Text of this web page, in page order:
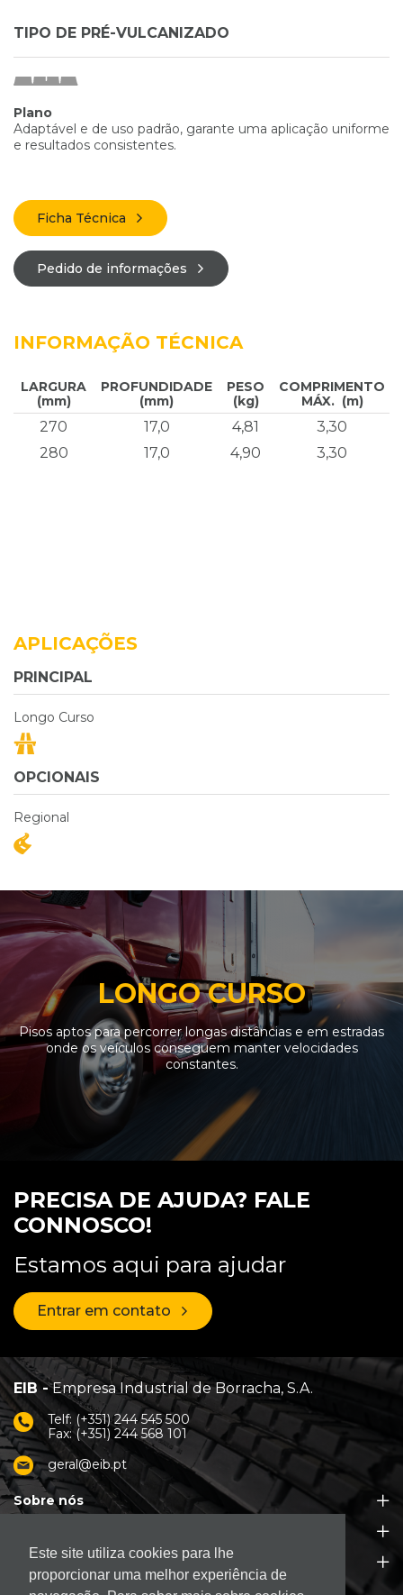
Este site utiliza cookies para lhe
proporcionar uma melhor experiência de
TIPO DE PRÉ-VULCANIZADO
Plano
Adaptável e de uso padrão, garante uma aplicação uniforme
e resultados consistentes.
Ficha Técnica
Pedido de informações
INFORMAÇÃO TÉCNICA
LARGURA
(mm)
PROFUNDIDADE
(mm)
PESO
(kg)
COMPRIMENTO
MÁX. (m)
270 17,0 4,81
3,30
280
17,0 4,90 3,30
APLICAÇÕES
PRINCIPAL
Longo Curso
OPCIONAIS
Regional
LONGO CURSO
Pisos aptos para percorrer longas distâncias e em estradas
onde os veículos conseguem manter velocidades
constantes.
PRECISA DE AJUDA? FALE
CONNOSCO!
Estamos aqui para ajudar
Entrar em contato
EIB -Empresa Industrial de Borracha, S.A.
Telf: (+351) 244 545 500
Fax: (+351) 244 568 101
geral@eib.pt
Sobre nós
Apoio ao Cliente